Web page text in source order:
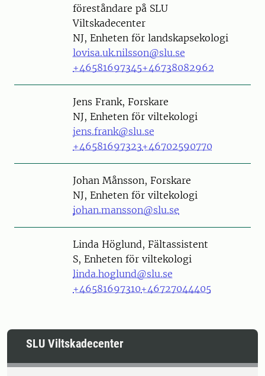
föreståndare på SLU
Viltskadecenter
NJ, Enheten för landskapsekologi
lovisa.uk.nilsson@slu.se
+46581697345+46738082962
PersonJens Frank, Forskare
NJ, Enheten för viltekologi
jens.frank@slu.se
+46581697323+46702590770
PersonJohan Månsson, Forskare
NJ, Enheten för viltekologi
johan.mansson@slu.se
PersonLinda Höglund, Fältassistent
S, Enheten för viltekologi
linda.hoglund@slu.se
+46581697310+46727044405
SLU Viltskadecenter